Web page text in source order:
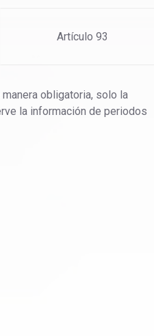
Artículo 93
obligatoria, solo la
la información de periodos